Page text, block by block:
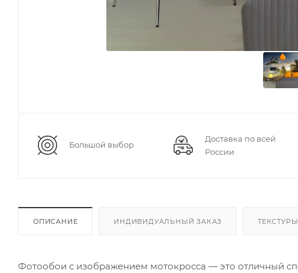
Большой выбор
Доставка по всей
России
ОПИСАНИЕ ИНДИВИДУАЛЬНЫЙ ЗАКАЗ ТЕКСТУРЫ
Фотообои с изображением мотокросса — это отличный